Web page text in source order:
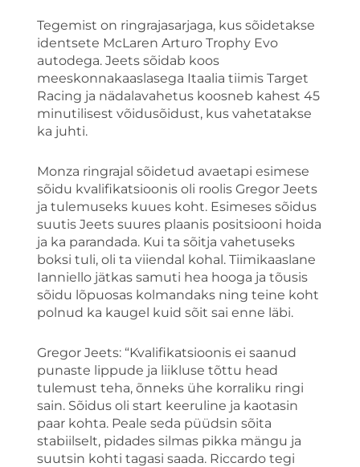
Tegemist on ringrajasarjaga, kus sõidetakse
identsete McLaren Arturo Trophy Evo
autodega. Jeets sõidab koos
meeskonnakaaslasega Itaalia tiimis Target
Racing ja nädalavahetus koosneb kahest 45
minutilisest võidusõidust, kus vahetatakse
ka juhti.
Monza ringrajal sõidetud avaetapi esimese
sõidu kvalifikatsioonis oli roolis Gregor Jeets
ja tulemuseks kuues koht. Esimeses sõidus
suutis Jeets suures plaanis positsiooni hoida
ja ka parandada. Kui ta sõitja vahetuseks
boksi tuli, oli ta viiendal kohal. Tiimikaaslane
Ianniello jätkas samuti hea hooga ja tõusis
sõidu lõpuosas kolmandaks ning teine koht
polnud ka kaugel kuid sõit sai enne läbi.
Gregor Jeets: “Kvalifikatsioonis ei saanud
punaste lippude ja liikluse tõttu head
tulemust teha, õnneks ühe korraliku ringi
sain. Sõidus oli start keeruline ja kaotasin
paar kohta. Peale seda püüdsin sõita
stabiilselt, pidades silmas pikka mängu ja
suutsin kohti tagasi saada. Riccardo tegi